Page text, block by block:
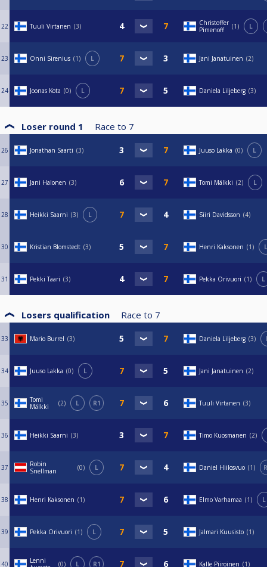
22 Tuuli Virtanen 3
Christoffer
Pimenoff
1 L
23 Onni Sirenius 1 L Jani Janatuinen 2
24 Joonas Kota 0 L Daniela Liljeberg 3
Loser round 1 Race to 7
26 Jonathan Saarti 3 Juuso Lakka 0 L
27 Jani Halonen 3 Tomi Mälkki 2 L
28 Heikki Saarni 3 L Siiri Davidsson 4
30 Kristian Blomstedt 3 Henri Kaksonen 1 L
31 Pekki Taari 3 Pekka Orivuori 1 L
Losers qualification Race to 7
33 Mario Burrel 3 Daniela Liljeberg 3
34 Juuso Lakka 0 L Jani Janatuinen 2
35
Tomi
Mälkki
2 L R1 Tuuli Virtanen 3
36 Heikki Saarni 3 Timo Kuosmanen 2
37
Robin
Snellman
0 L Daniel Hiilosvuo 1
38 Henri Kaksonen 1 Elmo Varhamaa 1 L
39 Pekka Orivuori 1 L Jalmari Kuusisto 1
40
Lenni
0 L R1 Kalle Piiroinen 1